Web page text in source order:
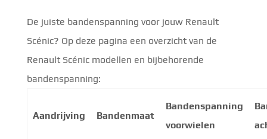
De juiste bandenspanning voor jouw Renault
Scénic? Op deze pagina een overzicht van de
Renault Scénic modellen en bijbehorende
bandenspanning:
Aandrijving Bandenmaat
Bandenspanning
voorwielen